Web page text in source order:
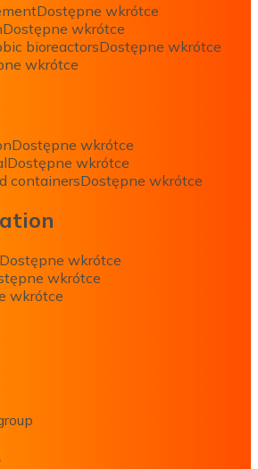
Dostępne wkrótce
Dostępne wkrótce
bioreactorsDostępne wkrótce
wkrótce
Dostępne wkrótce
Dostępne wkrótce
containersDostępne wkrótce
Dostępne wkrótce
wkrótce
wkrótce